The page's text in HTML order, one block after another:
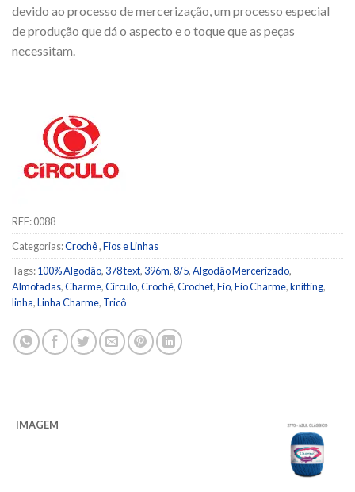
devido ao processo de mercerização, um processo especial
de produção que dá o aspecto e o toque que as peças
necessitam.
REF:0088
Categorias:Crochê,Fios e Linhas
Tags:100% Algodão, 378 text, 396m,8/5,Algodão Mercerizado,
Almofadas,Charme,Circulo,Crochê,Crochet,Fio,Fio Charme,knitting,
linha,Linha Charme, Tricô